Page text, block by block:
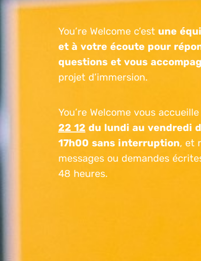
You’re Welcome c’est une
et à votre écoute pour
questions et vous
projet d’immersion.
You’re Welcome vous
22 12du lundi au vendredi
17h00 sans interruption, et
messages ou demandes
48 heures.